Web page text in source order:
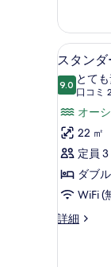
ー
ビ
ュ
ー
の
す
べ
て
の
写
ー
ム
(1
様
用)
シ
ー
ビ
ュ
の
詳
細
ス
タ
ン
ダ
ー
ド
ル
ー
ム
12
スタン
9.010 点中
とて
口コミ
(口
コ
ミ
25
件)
オー
22 ㎡
定員 3
ダブ
WiFi (
詳細
ス